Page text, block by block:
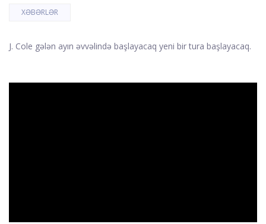
XƏBƏRLƏR
J. Cole gələn ayın əvvəlində başlayacaq yeni bir tura başlayacaq.